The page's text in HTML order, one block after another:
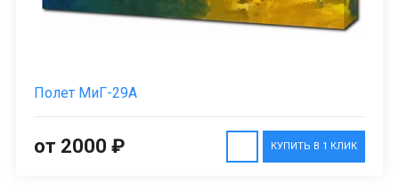
Полет МиГ-29А
КУПИТЬ В 1 КЛИК
от 2000 ₽